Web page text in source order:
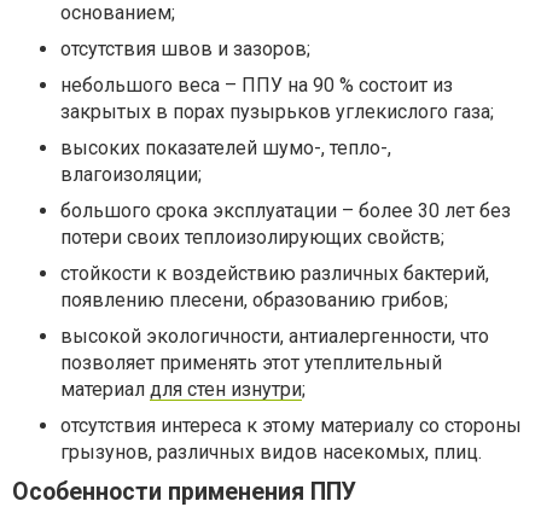
основанием;
отсутствия швов и зазоров;
небольшого веса – ППУ на 90 % состоит из
закрытых в порах пузырьков углекислого газа;
высоких показателей шумо-, тепло-,
влагоизоляции;
большого срока эксплуатации – более 30 лет без
потери своих теплоизолирующих свойств;
стойкости к воздействию различных бактерий,
появлению плесени, образованию грибов;
высокой экологичности, антиалергенности, что
позволяет применять этот утеплительный
материал для стен изнутри;
отсутствия интереса к этому материалу со стороны
грызунов, различных видов насекомых, плиц.
Особенности применения ППУ